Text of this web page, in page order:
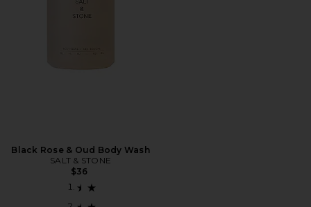
Black Rose & Oud Body Wash
SALT & STONE
$36